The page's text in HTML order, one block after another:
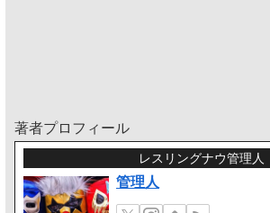
著者プロフィール
レスリングナウ管理人
管理人